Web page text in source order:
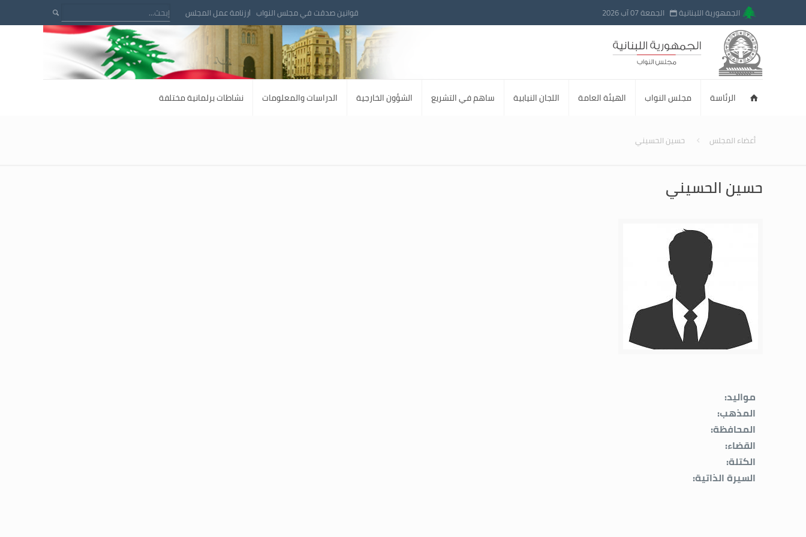
الجمهورية اللبنانية الجمعة 07 آب 2026 قوانين صدقت في مجلس النواب رزنامة عمل المجلس
الرئاسة مجلس النواب الهيئة العامة اللجان النيابية ساهم في التشريع الشؤون الخارجية الدراسات والمعلومات نشاطات برلمانية مختلفة
أعضاء المجلس حسين الحسيني
حسين الحسيني
مواليد:
المذهب:
المحافظة:
القضاء:
الكتلة:
السيرة الذاتية: